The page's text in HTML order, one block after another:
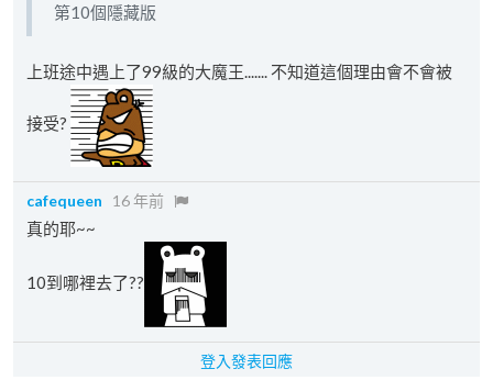
第10個隱藏版
上班途中遇上了99級的大魔王....... 不知道這個理由會不會被
接受?
cafequeen 16 年前
真的耶~~
10到哪裡去了??
登入發表回應